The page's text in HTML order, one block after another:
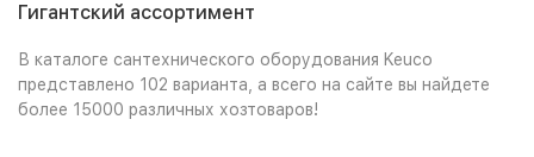
Гигантский ассортимент
В каталоге сантехнического оборудования Keuco
представлено 102 варианта, а всего на сайте вы найдете
более 15000 различных хозтоваров!